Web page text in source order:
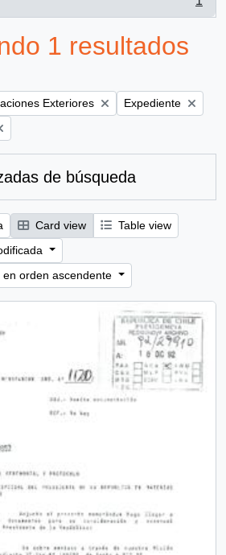
1 resultados
Exteriores Remove filter:
Expediente
de búsqueda
Card view
Table view
en orden ascendente